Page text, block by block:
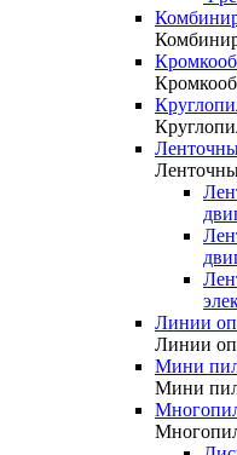
Линии
Линии
Мини
Мини